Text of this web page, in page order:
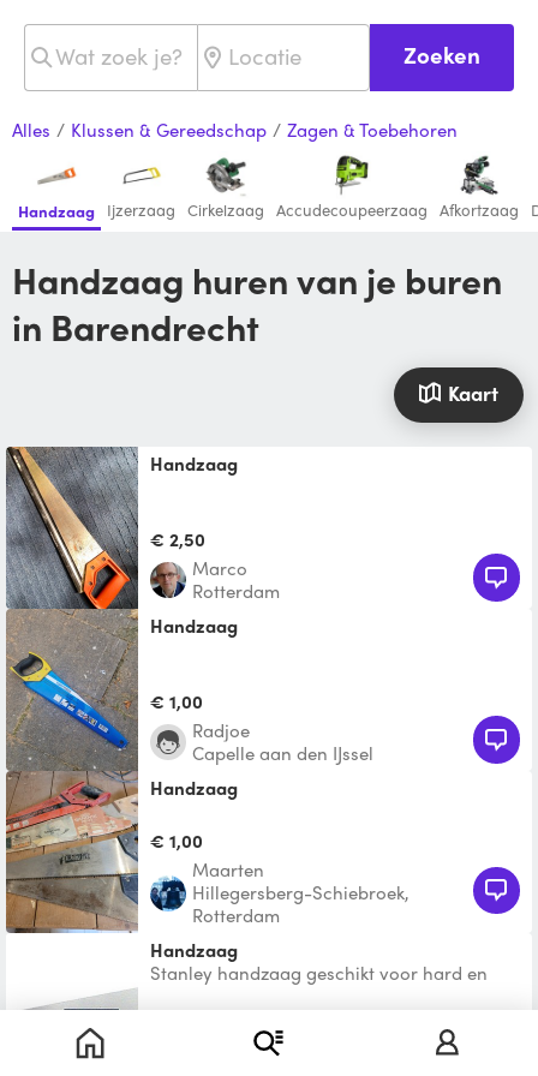
Zoeken
Alles / Klussen & Gereedschap / Zagen & Toebehoren
Handzaag Ijzerzaag Cirkelzaag Accudecoupeerzaag Afkortzaag
Handzaag huren van je buren
in Barendrecht
Kaart
Handzaag
€ 2,50
Marco
Rotterdam
Handzaag
€ 1,00
Radjoe
Capelle aan den IJssel
Handzaag
€ 1,00
Maarten
Hillegersberg-Schiebroek,
Rotterdam
Handzaag
Stanley handzaag geschikt voor hard en